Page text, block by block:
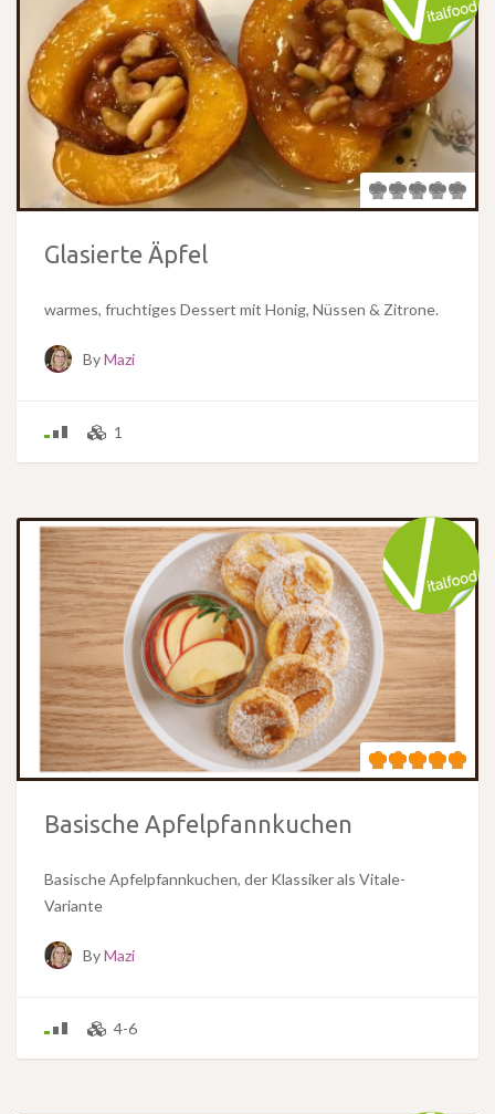
Glasierte Äpfel
warmes, fruchtiges Dessert mit Honig, Nüssen & Zitrone.
ByMazi
1
Basische Apfelpfannkuchen
Basische Apfelpfannkuchen, der Klassiker als Vitale-
Variante
ByMazi
4-6